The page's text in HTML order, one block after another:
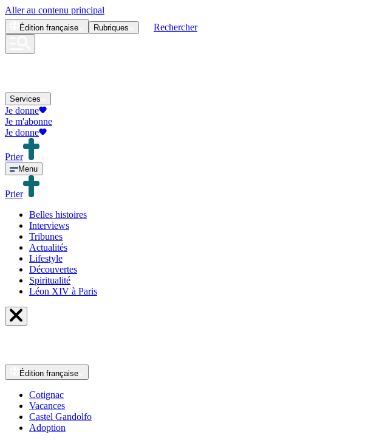
Aller au contenu principal
Édition française Rubriques Rechercher
Services
Je donne
Je m'abonne
Je donne
Prier
Menu
Prier
Belles histoires
Interviews
Tribunes
Actualités
Lifestyle
Découvertes
Spiritualité
Léon XIV à Paris
Édition française
Cotignac
Vacances
Castel Gandolfo
Adoption